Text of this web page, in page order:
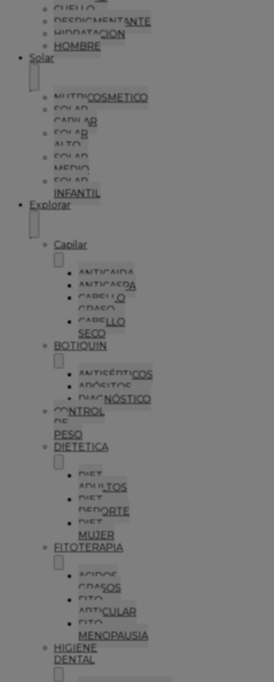
CUELLO
DESPIGMENTANTE
HIDRATACION
HOMBRE
Solar
NUTRICOSMETICO
SOLAR
CAPILAR
SOLAR
ALTO
SOLAR
MEDIO
SOLAR
INFANTIL
Explorar
Capilar
ANTICAIDA
ANTICASPA
CABELLO
GRASO
CABELLO
SECO
BOTIQUIN
ANTISÉPTICOS
APÓSITOS
DIAGNÓSTICO
CONTROL
DE
PESO
DIETETICA
DIET
ADULTOS
DIET
DEPORTE
DIET
MUJER
FITOTERAPIA
ACIDOS
GRASOS
FITO
ARTICULAR
FITO
MENOPAUSIA
HIGIENE
DENTAL